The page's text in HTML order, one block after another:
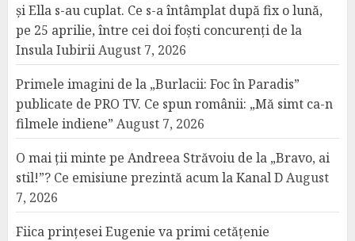
și Ella s-au cuplat. Ce s-a întâmplat după fix o lună,
pe 25 aprilie, între cei doi foști concurenți de la
Insula IubiriiAugust 7, 2026
Primele imagini de la „Burlacii: Foc în Paradis”
publicate de PRO TV. Ce spun românii: „Mă simt ca-n
filmele indiene” August 7, 2026
O mai ții minte pe Andreea Străvoiu de la „Bravo, ai
stil!”? Ce emisiune prezintă acum la Kanal DAugust
7, 2026
Fiica prințesei Eugenie va primi cetățenie